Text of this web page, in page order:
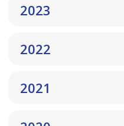
2023
2022
2021